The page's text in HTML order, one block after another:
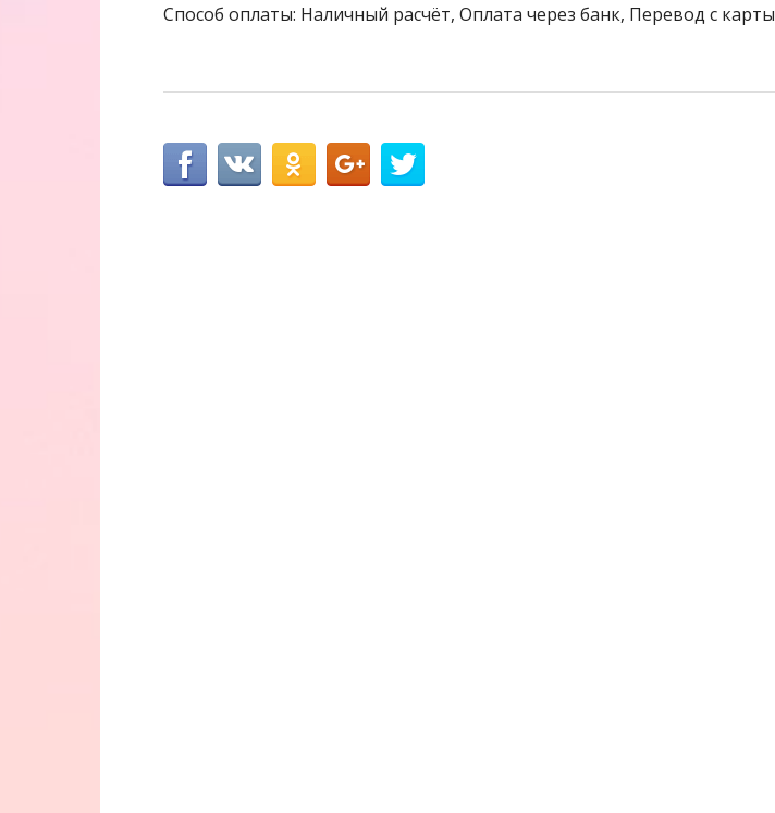
Способ оплаты: Наличный расчёт, Оплата через банк, Перевод с карты